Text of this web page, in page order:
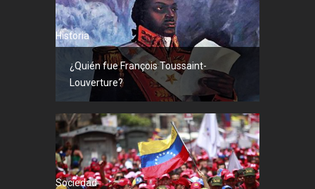
Historia
¿Quién fue François Toussaint-
Louverture?
Sociedad